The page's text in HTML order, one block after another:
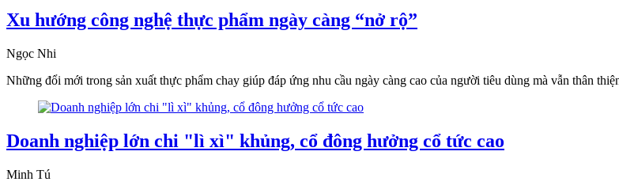
Xu hướng công nghệ thực phẩm ngày càng “nở rộ”
Ngọc Nhi
Những đổi mới trong sản xuất thực phẩm chay giúp đáp ứng nhu cầu ngày càng cao của người tiêu dùng mà vẫn thân
Doanh nghiệp lớn chi "lì xì" khủng, cổ đông hưởng cổ tức cao
Minh Tú